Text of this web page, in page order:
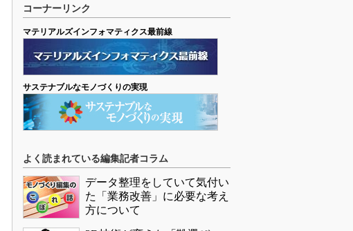
コーナーリンク
マテリアルズインフォマティクス最前線
サステナブルなモノづくりの実現
よく読まれている編集記者コラム
データ整理をしていて気付い
た「業務改善」に必要な考え
方について